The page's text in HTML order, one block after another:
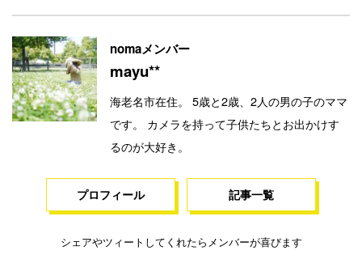
nomaメンバー
mayu**
海老名市在住。 5歳と2歳、2人の男の子のママ
です。 カメラを持って子供たちとお出かけす
るのが大好き。
プロフィール 記事一覧
シェアやツィートしてくれたらメンバーが喜びます